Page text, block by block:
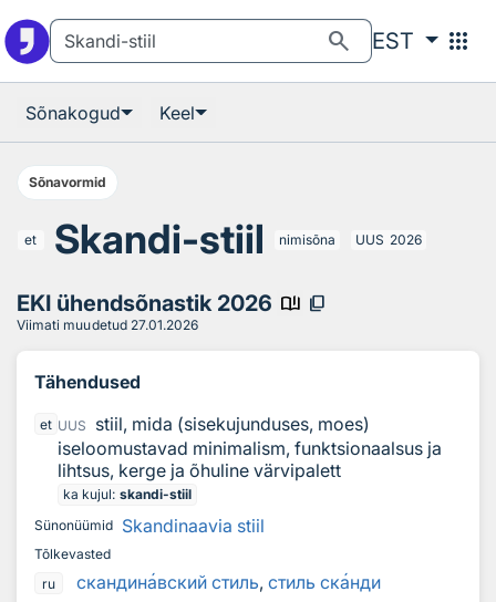
search EST apps
Sõnakogud Keel
Sõnavormid
et Skandi-stiil nimisõna UUS 2026
EKI ühendsõnastik 2026 book_ribbon content_copy
Viimati muudetud 27.01.2026
Tähendused
et UUS
stiil, mida (sisekujunduses, moes)
iseloomustavad minimalism, funktsionaalsus ja
lihtsus, kerge ja õhuline värvipalett
ka kujul: skandi-stiil
Sünonüümid Skandinaavia stiil
Tõlkevasted
ru
скандинавский стиль, стиль сканди